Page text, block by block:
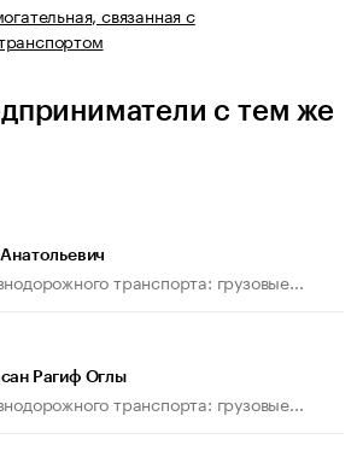
связанная с
с тем же
транспорта: грузовые...
Рагиф Оглы
транспорта: грузовые...